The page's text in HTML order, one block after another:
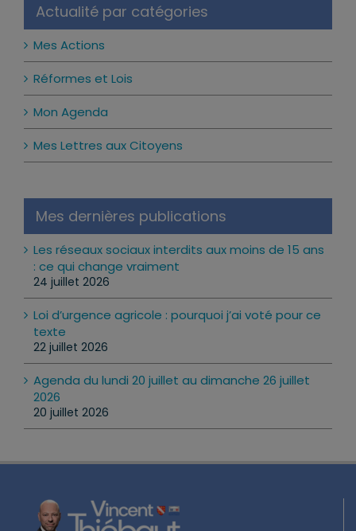
Actualité par catégories
Mes Actions
Réformes et Lois
Mon Agenda
Mes Lettres aux Citoyens
Mes dernières publications
Les réseaux sociaux interdits aux moins de 15 ans
: ce qui change vraiment
24 juillet 2026
Loi d’urgence agricole : pourquoi j’ai voté pour ce
texte
22 juillet 2026
Agenda du lundi 20 juillet au dimanche 26 juillet
2026
20 juillet 2026